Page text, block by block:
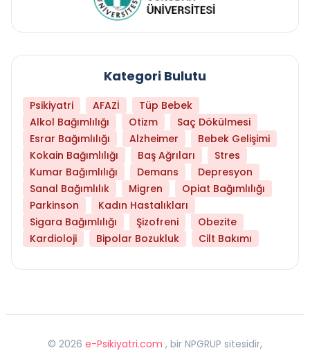
Kategori Bulutu
Psikiyatri AFAZİ
Tüp Bebek
Alkol Bağımlılığı
Otizm
Saç Dökülmesi
Esrar Bağımlılığı
Alzheimer
Bebek Gelişimi
Kokain Bağımlılığı
Baş Ağrıları
Stres
Kumar Bağımlılığı
Demans
Depresyon
Sanal Bağımlılık
Migren
Opiat Bağımlılığı
Parkinson
Kadın Hastalıkları
Sigara Bağımlılığı
Şizofreni
Obezite
Kardioloji
Bipolar Bozukluk Cilt Bakımı
© 2026 e-Psikiyatri.com , bir NPGRUP sitesidir,